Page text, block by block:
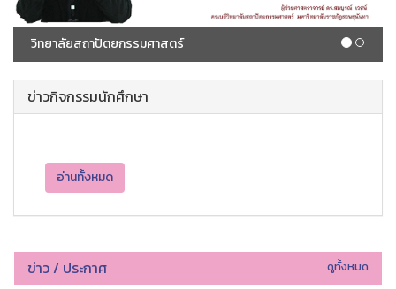
วิทยาลัยสถาปัตยกรรมศาสตร์
ข่าวกิจกรรมนักศึกษา
อ่านทั้งหมด
ข่าว / ประกาศ ดูทั้งหมด